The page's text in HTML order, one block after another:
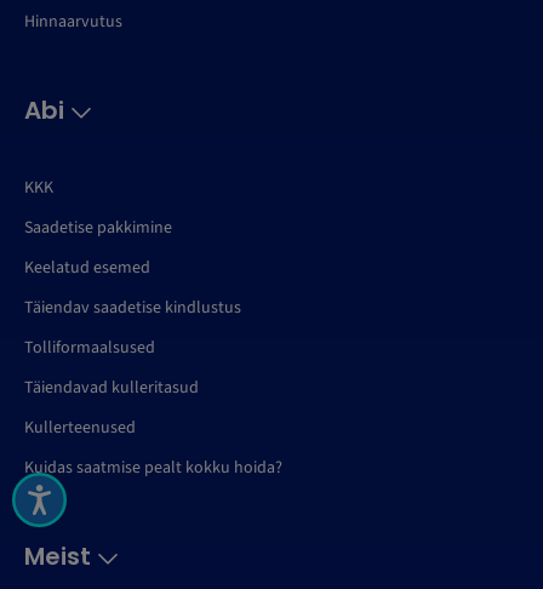
Hinnaarvutus
Abi
KKK
Saadetise pakkimine
Keelatud esemed
Täiendav saadetise kindlustus
Tolliformaalsused
Täiendavad kulleritasud
Kullerteenused
Kuidas saatmise pealt kokku hoida?
Meist